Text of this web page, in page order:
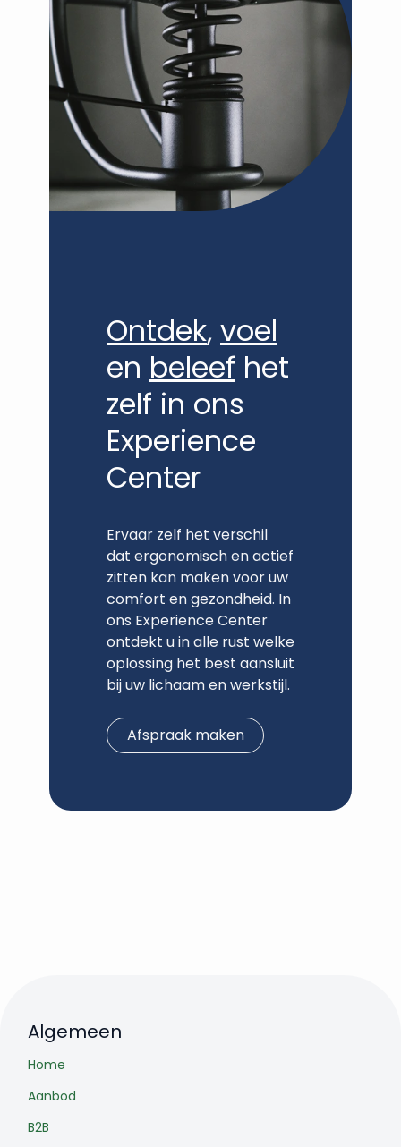
VANDEN DORPE - DE BAERE
Ontdek, voel
en beleef het
zelf in ons
Experience
Center
Ervaar zelf het verschil
dat ergonomisch en actief
zitten kan maken voor uw
comfort en gezondheid. In
ons Experience Center
ontdekt u in alle rust welke
oplossing het best aansluit
bij uw lichaam en werkstijl.
Afspraak maken
Algemeen
Home
Aanbod
B2B